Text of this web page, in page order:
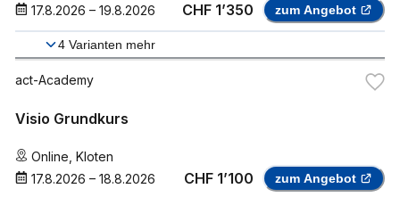
17.8.2026 – 19.8.2026 CHF 1’350 zum Angebot
4 Varianten mehr
act-Academy
Visio Grundkurs
Online Kloten
17.8.2026 – 18.8.2026 CHF 1’100 zum Angebot